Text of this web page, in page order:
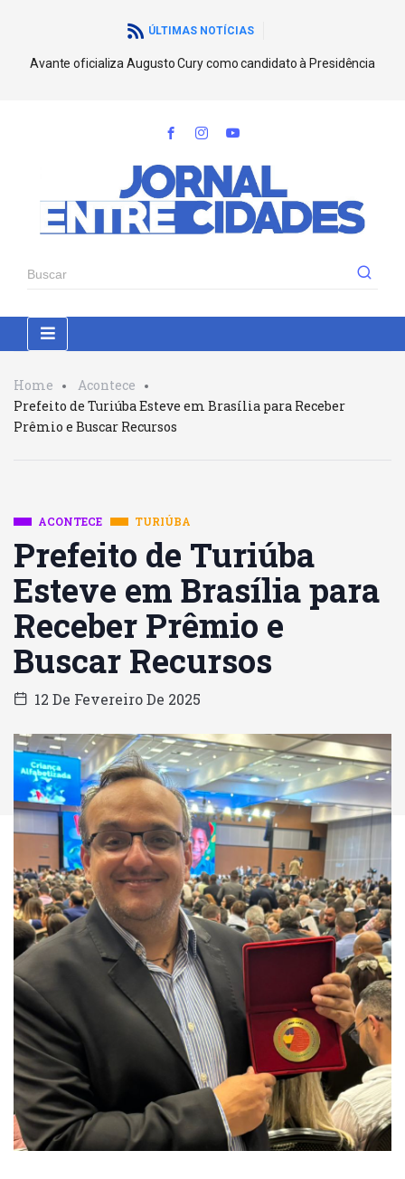
ÚLTIMAS NOTÍCIAS
Avante oficializa Augusto Cury como candidato à Presidência
Home
Acontece
Prefeito de Turiúba Esteve em Brasília para Receber
Prêmio e Buscar Recursos
ACONTECE TURIÚBA
Prefeito de Turiúba
Esteve em Brasília para
Receber Prêmio e
Buscar Recursos
12 De Fevereiro De 2025